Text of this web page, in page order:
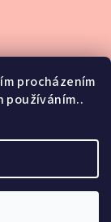
procházením
používáním..
MLÉKA